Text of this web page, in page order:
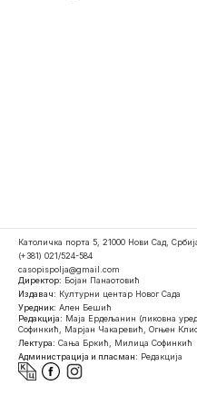
Католичка порта 5, 21000 Нови Сад,
(+381) 021/524-584
casopispolja@gmail.com
Директор: Бојан Панаотовић
Издавач: Културни центар Новог Сада
Уредник: Ален Бешић
Редакција: Маја Ердељанин (ликовна
Софинкић, Марјан Чакаревић, Огњен
Лектура: Сања Бркић, Милица Софинкић
Администрација и пласман: Редакција